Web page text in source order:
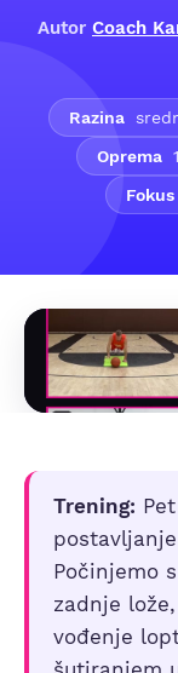
Autor Coach
Razina
Oprema
Fokus
Trening:
Počinjemo
zadnje
vođenje